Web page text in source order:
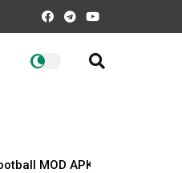
MOD APK (Vô Hạn Tiền)